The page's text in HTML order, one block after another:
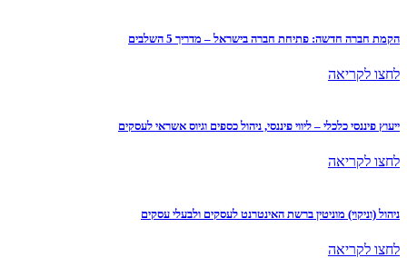
הקמת חברה חדשה: פתיחת חברה בישראל – מדריך 5 השלבים
לחצו לקריאה
ייעוץ פיננסי כלכלי – ליווי פיננסי, ניהול כספים וגיוס אשראי לעסקים
לחצו לקריאה
ניהול (וניקוי) מוניטין ברשת האינטרנט לעסקים ולבעלי עסקים
לחצו לקריאה